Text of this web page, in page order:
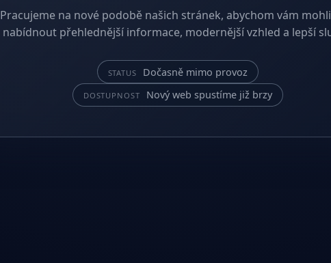
Pracujeme na nové podobě našich stránek, abychom vám
nabídnout přehlednější informace, modernější vzhled a lepší
STATUS Dočasně mimo provoz
DOSTUPNOST Nový web spustíme již brzy